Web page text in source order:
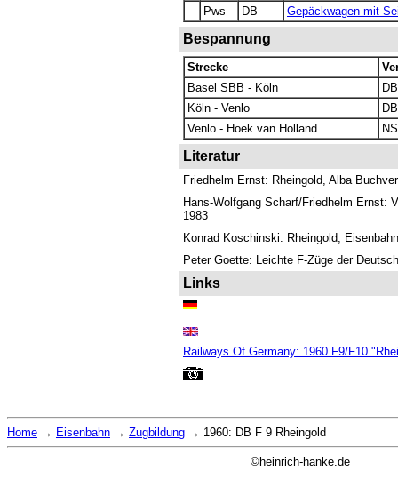
Pws
DB Gepäckwagen mit
Bespannung
Strecke
Basel SBB - Köln
DB
Köln - Venlo
DB
Venlo - Hoek van Holland
NS
Literatur
Friedhelm Ernst: Rheingold, Alba
Hans-Wolfgang Scharf/Friedhelm Ernst:
1983
Konrad Koschinski: Rheingold,
Peter Goette: Leichte F-Züge der
Links
Railways Of Germany: 1960 F9/F10
Home → Eisenbahn → Zugbildung → 1960: DB F 9 Rheingold
©heinrich-hanke.de